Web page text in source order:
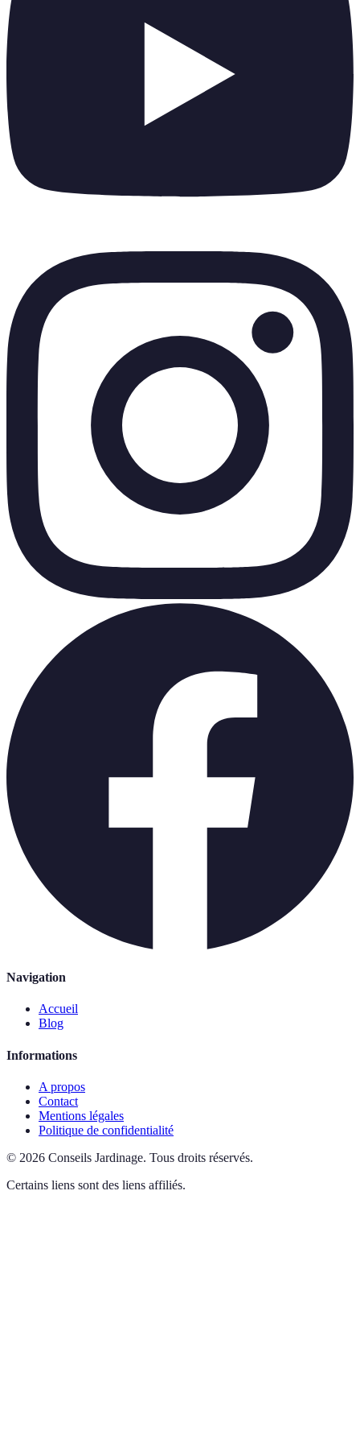
Navigation
Accueil
Blog
Informations
A propos
Contact
Mentions légales
Politique de confidentialité
© 2026 Conseils Jardinage. Tous droits réservés.
Certains liens sont des liens affiliés.